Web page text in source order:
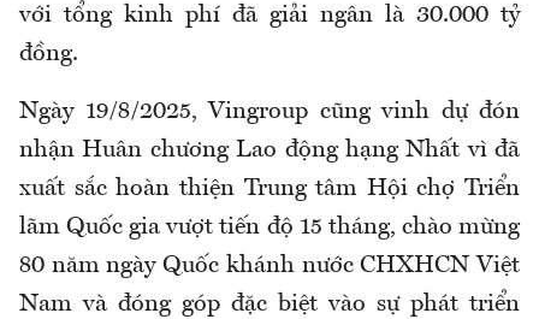
với tổng kinh phí đã giải ngân là 30.000 tỷ
đồng.
Ngày 19/8/2025, Vingroup cũng vinh dự đón
nhận Huân chương Lao động hạng Nhất vì đã
xuất sắc hoàn thiện Trung tâm Hội chợ Triển
lãm Quốc gia vượt tiến độ 15 tháng, chào mừng
80 năm ngày Quốc khánh nước CHXHCN Việt
Nam và đóng góp đặc biệt vào sự phát triển